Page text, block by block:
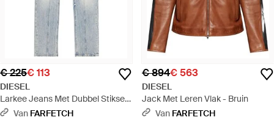
€ 225€ 113
DIESEL
Larkee Jeans Met Dubbel Stiksel -
Blauw
Van FARFETCH
€ 894€ 563
DIESEL
Jack Met Leren Vlak - Bruin
Van FARFETCH